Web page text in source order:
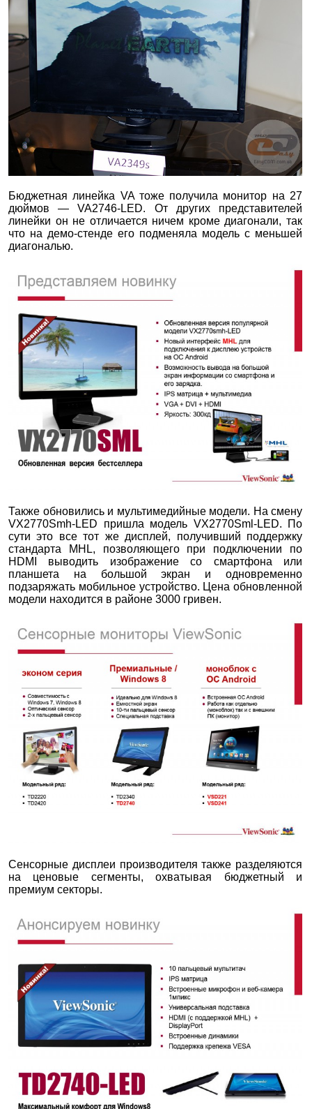
Бюджетная линейка VA тоже получила монитор на 27
дюймов — VA2746-LED. От других представителей
линейки он не отличается ничем кроме диагонали, так
что на демо-стенде его подменяла модель с меньшей
диагональю.
Также обновились и мультимедийные модели. На смену
VX2770Smh-LED пришла модель VX2770Sml-LED. По
сути это все тот же дисплей, получивший поддержку
стандарта MHL, позволяющего при подключении по
HDMI выводить изображение со смартфона или
планшета на большой экран и одновременно
подзаряжать мобильное устройство. Цена обновленной
модели находится в районе 3000 гривен.
Сенсорные дисплеи производителя также разделяются
на ценовые сегменты, охватывая бюджетный и
премиум секторы.